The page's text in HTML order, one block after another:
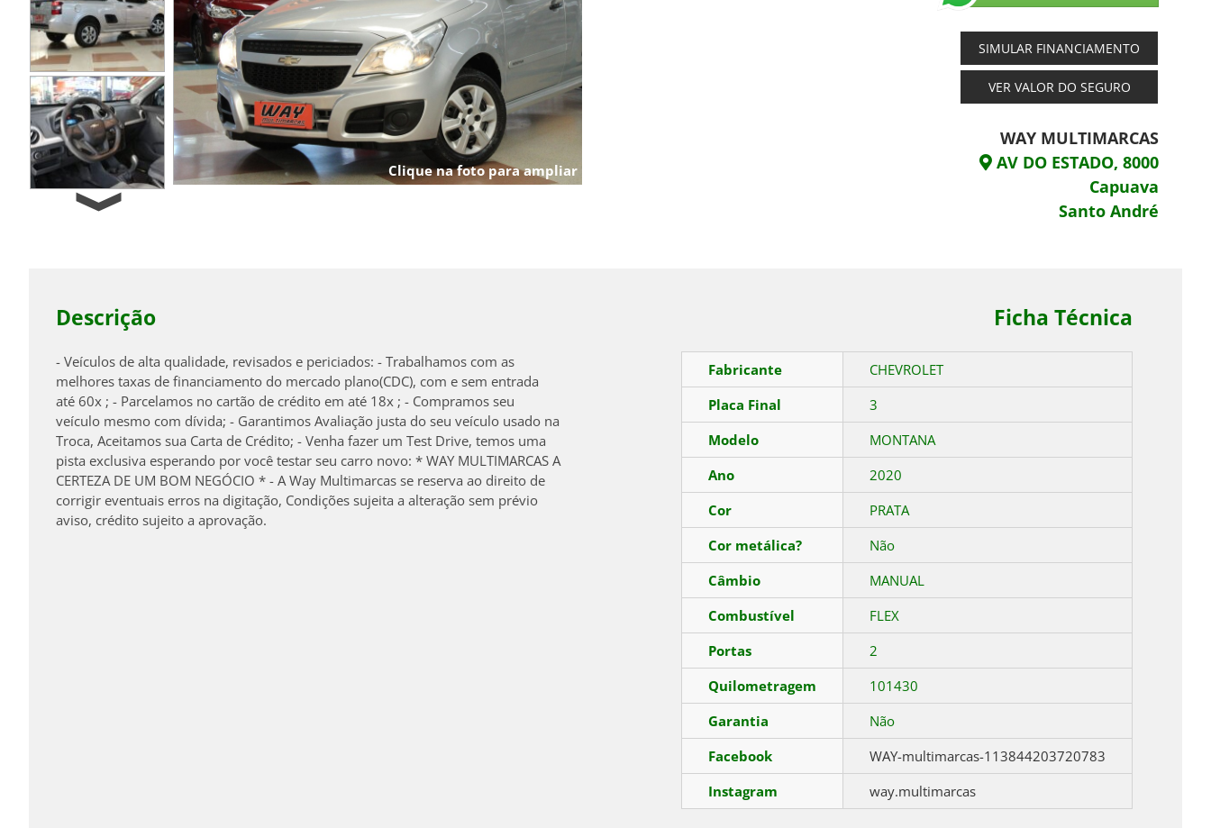
Next
Clique na foto para ampliar
SIMULAR FINANCIAMENTO
VER VALOR DO SEGURO
WAY MULTIMARCAS
AV DO ESTADO, 8000
Capuava
Santo André
Descrição
- Veículos de alta qualidade, revisados e periciados: - Trabalhamos com as
melhores taxas de financiamento do mercado plano(CDC), com e sem entrada
até 60x ; - Parcelamos no cartão de crédito em até 18x ; - Compramos seu
veículo mesmo com dívida; - Garantimos Avaliação justa do seu veículo usado na
Troca, Aceitamos sua Carta de Crédito; - Venha fazer um Test Drive, temos uma
pista exclusiva esperando por você testar seu carro novo: * WAY MULTIMARCAS A
CERTEZA DE UM BOM NEGÓCIO * - A Way Multimarcas se reserva ao direito de
corrigir eventuais erros na digitação, Condições sujeita a alteração sem prévio
aviso, crédito sujeito a aprovação.
Ficha Técnica
Fabricante
CHEVROLET
Placa Final
3
Modelo
MONTANA
Ano
2020
Cor
PRATA
Cor metálica?
Não
Câmbio
MANUAL
Combustível
FLEX
Portas
2
Quilometragem
101430
Garantia
Não
Facebook
WAY-multimarcas-113844203720783
Instagram
way.multimarcas